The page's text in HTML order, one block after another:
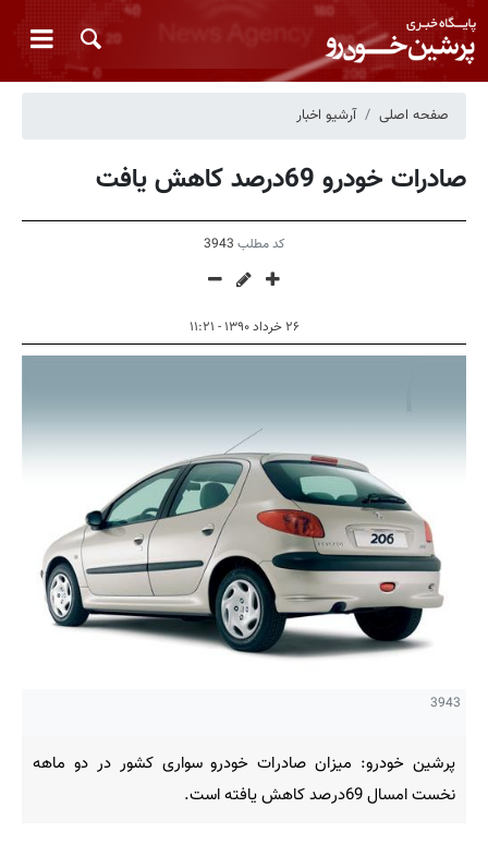
صفحه اصلی آرشیو اخبار
صادرات خودرو 69درصد کاهش یافت
کد مطلب 3943
۲۶ خرداد ۱۳۹۰ - ۱۱:۲۱
3943
پرشین خودرو: میزان صادرات خودرو سواری کشور در دو ماهه
نخست امسال 69درصد کاهش یافته است.